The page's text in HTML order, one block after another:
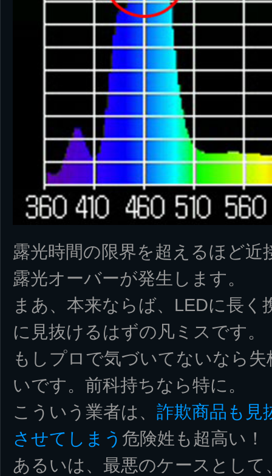
露光時間の限界を超えるほど
露光オーバーが発生します。
まあ、本来ならば、LEDに長
に見抜けるはずの凡ミスです。
もしプロで気づいてないなら
いです。前科持ちなら特に。
こういう業者は、 詐欺商品も見
させてしまう 危険姓も超高い！
あるいは、最悪のケースとして